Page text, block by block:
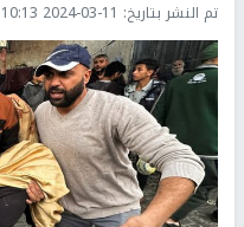
تم النشر بتاريخ: 2024-03-11 10:13